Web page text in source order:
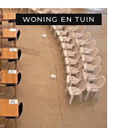
WONING EN TUIN